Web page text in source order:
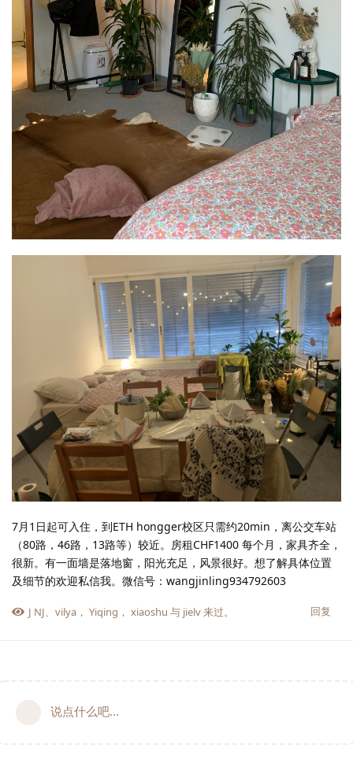
7月1日起可入住，到ETH hongger校区只需约20min，离公交车站
（80路，46路，13路等）较近。房租CHF1400 每个月，家具齐全，
很新。有一面墙是落地窗，阳光充足，风景很好。想了解具体位置
及细节的欢迎私信我。微信号：wangjinling934792603
回复
J NJ、 vilya ， Yiqing ， xiaoshu 与 jielv来过。
说点什么吧...